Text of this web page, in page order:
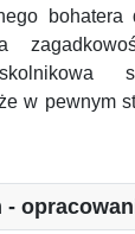
bohatera
w pewnym
-